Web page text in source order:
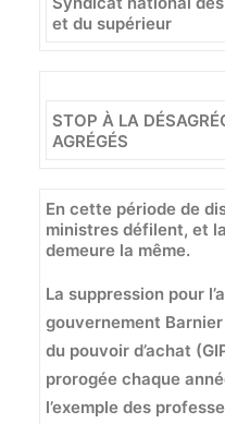
et du supérieur
STOP À LA
AGRÉGÉS
En cette période de
ministres défilent, et
demeure la même.
La suppression pour
gouvernement
du pouvoir d’achat
prorogée chaque
l’exemple des